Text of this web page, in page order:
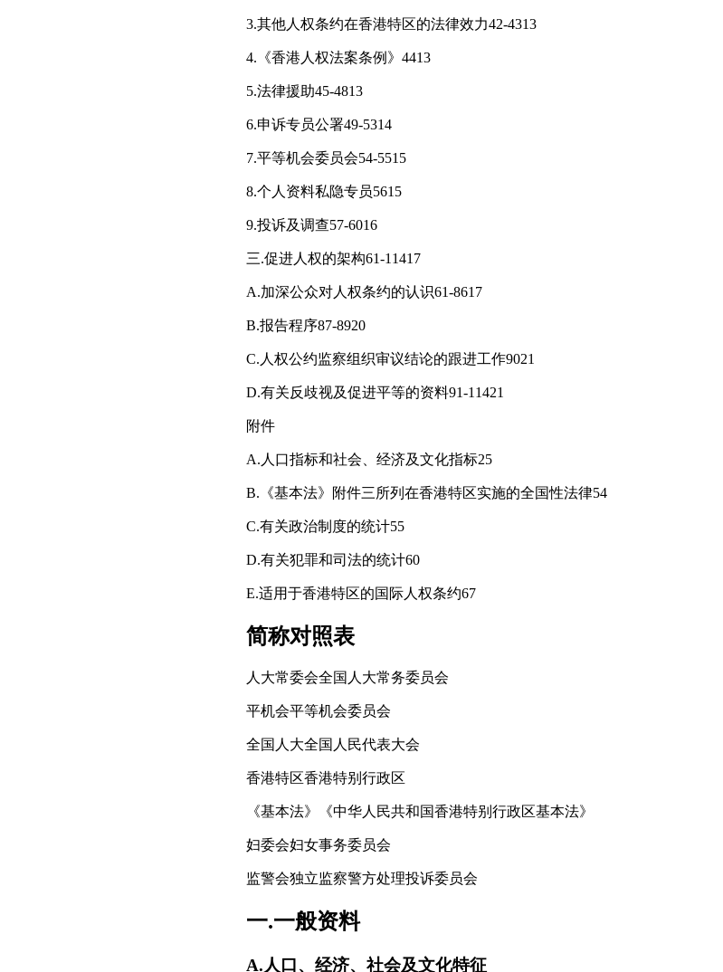
3.其他人权条约在香港特区的法律效力42-4313
4.《香港人权法案条例》4413
5.法律援助45-4813
6.申诉专员公署49-5314
7.平等机会委员会54-5515
8.个人资料私隐专员5615
9.投诉及调查57-6016
三.促进人权的架构61-11417
A.加深公众对人权条约的认识61-8617
B.报告程序87-8920
C.人权公约监察组织审议结论的跟进工作9021
D.有关反歧视及促进平等的资料91-11421
附件
A.人口指标和社会、经济及文化指标25
B.《基本法》附件三所列在香港特区实施的全国性法律54
C.有关政治制度的统计55
D.有关犯罪和司法的统计60
E.适用于香港特区的国际人权条约67
简称对照表
人大常委会全国人大常务委员会
平机会平等机会委员会
全国人大全国人民代表大会
香港特区香港特别行政区
《基本法》《中华人民共和国香港特别行政区基本法》
妇委会妇女事务委员会
监警会独立监察警方处理投诉委员会
一.一般资料
A.人口、经济、社会及文化特征